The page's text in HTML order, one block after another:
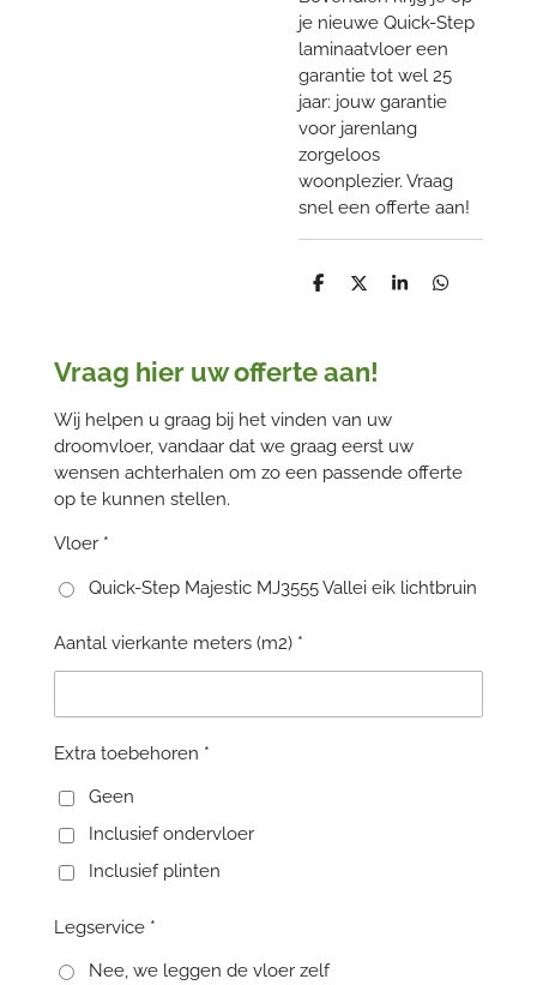
je nieuwe Quick-Step
laminaatvloer een
garantie tot wel 25
jaar: jouw garantie
voor jarenlang
zorgeloos
woonplezier. Vraag
snel een offerte aan!
D
D
S
D
Vraag hier uw offerte aan!
Wij helpen u graag bij het vinden van uw
droomvloer, vandaar dat we graag eerst uw
wensen achterhalen om zo een passende offerte
op te kunnen stellen.
Vloer *
Quick-Step Majestic MJ3555 Vallei eik lichtbruin
Aantal vierkante meters (m2) *
Extra toebehoren *
Geen
Inclusief ondervloer
Inclusief plinten
Legservice *
Nee, we leggen de vloer zelf